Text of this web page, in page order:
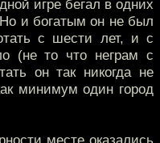
игре бегал в одних
и богатым он не был
с шести лет, и с
(не то что неграм с
он так никогда не
минимум один город